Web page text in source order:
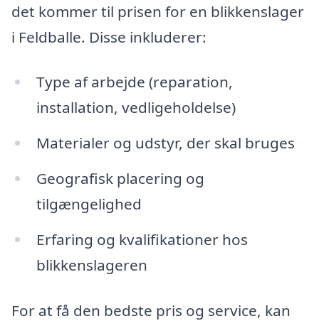
det kommer til prisen for en blikkenslager
i Feldballe. Disse inkluderer:
Type af arbejde (reparation,
installation, vedligeholdelse)
Materialer og udstyr, der skal bruges
Geografisk placering og
tilgængelighed
Erfaring og kvalifikationer hos
blikkenslageren
For at få den bedste pris og service, kan